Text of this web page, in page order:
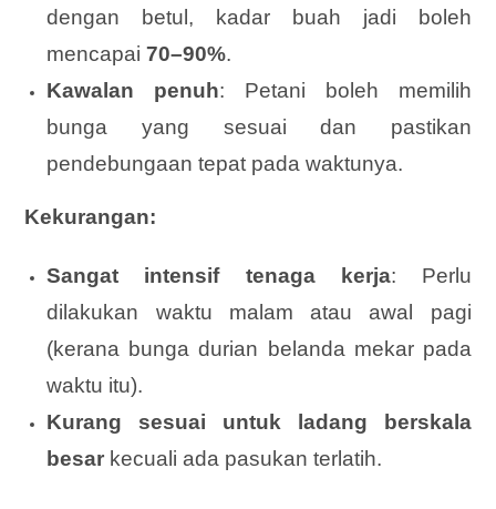
dengan betul, kadar buah jadi boleh
mencapai70–90%.
Kawalan penuh: Petani boleh memilih
bunga yang sesuai dan pastikan
pendebungaan tepat pada waktunya.
Kekurangan:
Sangat intensif tenaga kerja: Perlu
dilakukan waktu malam atau awal pagi
(kerana bunga durian belanda mekar pada
waktu itu).
Kurang sesuai untuk ladang berskala
besar kecuali ada pasukan terlatih.